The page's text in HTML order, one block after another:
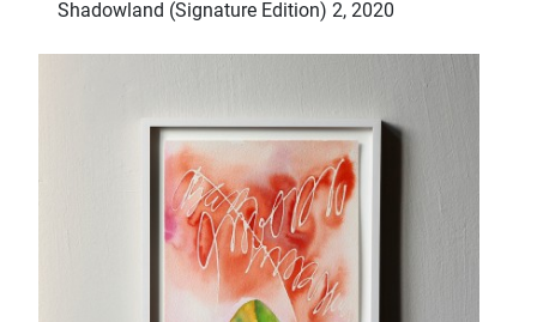
Shadowland (Signature Edition) 2, 2020